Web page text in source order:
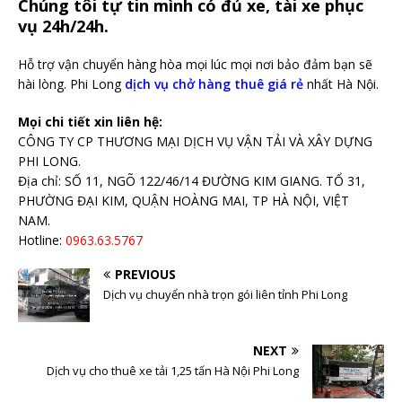
Chúng tôi tự tin mình có đủ xe, tài xe phục
vụ 24h/24h.
Hỗ trợ vận chuyển hàng hòa mọi lúc mọi nơi bảo đảm bạn sẽ
hài lòng. Phi Long dịch vụ chở hàng thuê giá rẻ nhất Hà Nội.
Mọi chi tiết xin liên hệ:
CÔNG TY CP THƯƠNG MẠI DỊCH VỤ VẬN TẢI VÀ XÂY DỰNG
PHI LONG.
Địa chỉ: SỐ 11, NGÕ 122/46/14 ĐƯỜNG KIM GIANG. TỔ 31,
PHƯỜNG ĐẠI KIM, QUẬN HOÀNG MAI, TP HÀ NỘI, VIỆT
NAM.
Hotline: 0963.63.5767
PREVIOUS
Dịch vụ chuyển nhà trọn gói liên tỉnh Phi Long
NEXT
Dịch vụ cho thuê xe tải 1,25 tấn Hà Nội Phi Long